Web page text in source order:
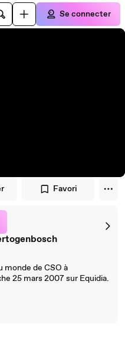
Se connecter
Favori
monde de CSO à
25 mars 2007 sur Equidia.